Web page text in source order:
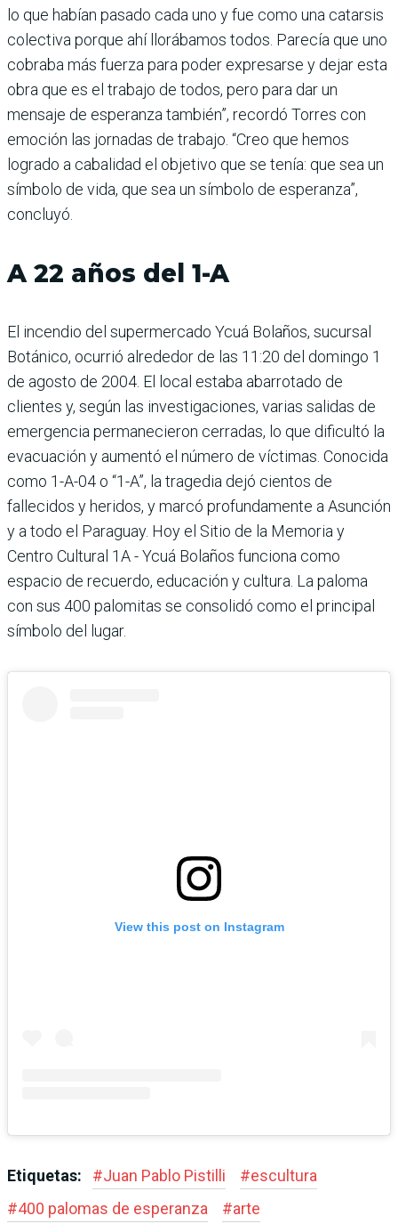
lo que habían pasado cada uno y fue como una catarsis
colectiva porque ahí llorábamos todos. Parecía que uno
cobraba más fuerza para poder expresarse y dejar esta
obra que es el trabajo de todos, pero para dar un
mensaje de esperanza también”, recordó Torres con
emoción las jornadas de trabajo. “Creo que hemos
logrado a cabalidad el objetivo que se tenía: que sea un
símbolo de vida, que sea un símbolo de esperanza”,
concluyó.
A 22 años del 1-A
El incendio del supermercado Ycuá Bolaños, sucursal
Botánico, ocurrió alrededor de las 11:20 del domingo 1
de agosto de 2004. El local estaba abarrotado de
clientes y, según las investigaciones, varias salidas de
emergencia permanecieron cerradas, lo que dificultó la
evacuación y aumentó el número de víctimas. Conocida
como 1-A-04 o “1-A”, la tragedia dejó cientos de
fallecidos y heridos, y marcó profundamente a Asunción
y a todo el Paraguay. Hoy el Sitio de la Memoria y
Centro Cultural 1A - Ycuá Bolaños funciona como
espacio de recuerdo, educación y cultura. La paloma
con sus 400 palomitas se consolidó como el principal
símbolo del lugar.
View this post on Instagram
Etiquetas: #Juan Pablo Pistilli #escultura
#400 palomas de esperanza #arte